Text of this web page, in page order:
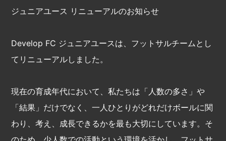
ジュニアユース リニューアルのお知らせ
Develop FC ジュニアユースは、フットサルチームとし
てリニューアルしました。
現在の育成年代において、私たちは「人数の多さ」や
「結果」だけでなく、一人ひとりがどれだけボールに関
わり、考え、成長できるかを最も大切にしています。そ